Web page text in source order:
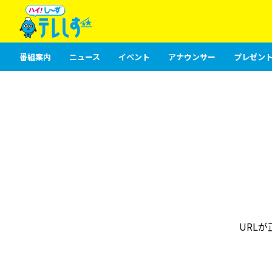
番組案内 ニュース イベント アナウンサー プレゼン
URLが